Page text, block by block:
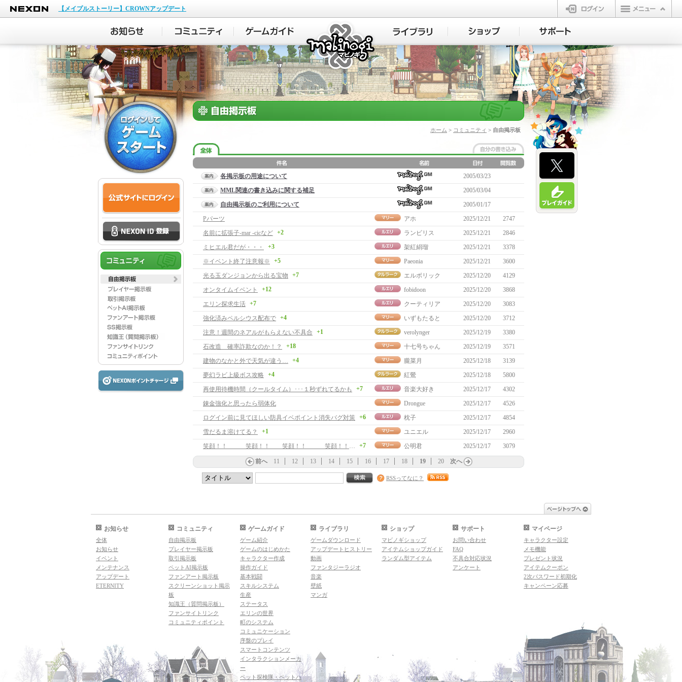
NEXON
【メイプルストーリー】CROWNアップデート
ログイン
マビノギ
ホーム > コミュニティ > 自由掲示板
各掲示板の用途について
2005/03/23
MML関連の書き込みに関する補足
2005/03/04
自由掲示板のご利用について
2005/01/17
Pパーツ
アホ 2025/12/21
2747
名前に拡張子-mar -cicなど +2 ランビリス 2025/12/21
2846
ミヒエル君だが・・・
+3 架紅絹瑠 2025/12/21
3378
※イベント終了注意報※
+5 Paeonia 2025/12/21
3600
光る玉ダンジョンから出る宝物
+7 エルボリック 2025/12/20
4129
オンタイムイベント
+12 fobidoon 2025/12/20
3868
エリン探求生活 +7 クーティリア 2025/12/20
3083
強化済みペルシウス配布で +4 いずもたると 2025/12/20
3712
注意！週間のネアルがもらえない不具合
+1 verolynger 2025/12/19
3380
石改造 確率詐欺なのか！？
+18 十七号ちゃん 2025/12/19
3571
建物のなかと外で天気が違う…
+4 朧菜月 2025/12/18
3139
夢幻ラビ上級ボス攻略 +4 紅鶯 2025/12/18
5800
再使用待機時間（クールタイム）･･･１秒ずれてるかも
+7 音楽大好き 2025/12/17
4302
錬金強化と思ったら弱体化
Drongue 2025/12/17
4526
ログイン前に見てほしい防具イベポイント消失バグ対策 +6 枕子 2025/12/17
4854
雪だるま溶けてる？
+1 ユニエル 2025/12/17
2960
笑顔！！ 笑顔！！ 笑顔！！ 笑顔！！！！
+7 公明君 2025/12/17 3079
前へ 11 12 13 14 15 16 17 18 19 20 次へ
RSSってなに？
お知らせ
全体
お知らせ
イベント
メンテナンス
アップデート
ETERNITY
コミュニティ
自由掲示板
プレイヤー掲示板
取引掲示板
ペットAI掲示板
ファンアート掲示板
スクリーンショット掲示
板
知識王（質問掲示板）
ファンサイトリンク
コミュニティポイント
ゲームガイド
ゲーム紹介
ゲームのはじめかた
キャラクター作成
操作ガイド
基本戦闘
スキルシステム
生産
ステータス
エリンの世界
町のシステム
コミュニケーション
序盤のプレイ
スマートコンテンツ
インタラクションメーカ
ー
ペット探検隊・ペットハ
ライブラリ
ゲームダウンロード
アップデートヒストリー
動画
ファンタジーラジオ
音楽
壁紙
マンガ
ショップ
マビノギショップ
アイテムショップガイド
ランダム型アイテム
サポート
お問い合わせ
FAQ
不具合対応状況
アンケート
マイページ
キャラクター設定
メモ機能
プレゼント状況
アイテムクーポン
2次パスワード初期化
キャンペーン応募